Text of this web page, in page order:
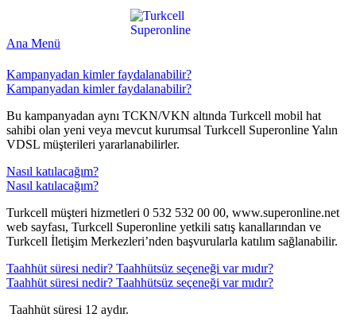
Ana Menü
Kampanyadan kimler faydalanabilir?
Kampanyadan kimler faydalanabilir?
​​​Bu kampanyadan aynı TCKN/VKN altında Turkcell mobil hat
sahibi olan yeni veya mevcut kurumsal Turkcell Superonline Yalın
VDSL müşterileri yararlanabilirler. ​​ ​​
Nasıl katılacağım?
Nasıl katılacağım?
​​​Turkcell müşteri hizmetleri 0 532 532 00 00, www.superonline.net
web sayfası, Turkcell Superonline yetkili satış kanallarından ve
Turkcell İletişim Merkezleri’nden başvurularla katılım sağlanabilir.​​
Taahhüt süresi nedir? Taahhütsüz seçeneği var mıdır?
Taahhüt süresi nedir? Taahhütsüz seçeneği var mıdır?
​ ​Taahhüt süresi 12 aydır. ​​​​​